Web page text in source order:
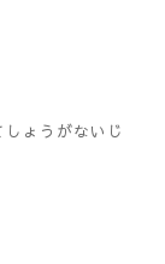
ょうがないじ